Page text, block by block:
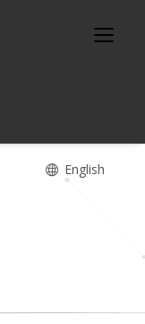
English